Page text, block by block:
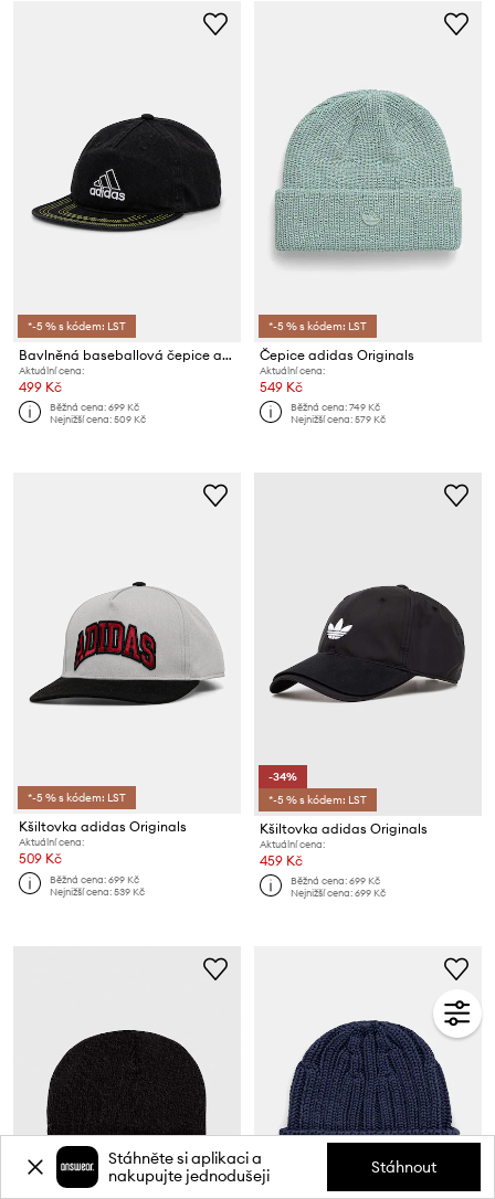
*-5 % s kódem: LST
Bavlněná baseballová čepice adidas Originals
Aktuální cena:
499 Kč
Běžná cena:699 Kč
Nejnižší cena:509 Kč
*-5 % s kódem: LST
Čepice adidas Originals
Aktuální cena:
549 Kč
Běžná cena:749 Kč
Nejnižší cena:579 Kč
*-5 % s kódem: LST
Kšiltovka adidas Originals
Aktuální cena:
509 Kč
Běžná cena:699 Kč
Nejnižší cena:539 Kč
-34%
*-5 % s kódem: LST
Kšiltovka adidas Originals
Aktuální cena:
459 Kč
Běžná cena:699 Kč
Nejnižší cena:699 Kč
Stáhněte si aplikaci a
nakupujte jednodušeji
Stáhnout